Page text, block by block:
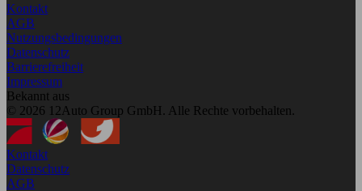
Kontakt
AGB
Nutzungsbedingungen
Datenschutz
Barrierefreiheit
Impressum
Bekannt aus
© 2026 12Auto Group GmbH. Alle Rechte vorbehalten.
Kontakt
Datenschutz
AGB